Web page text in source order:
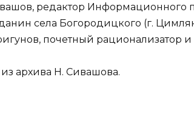
редактор Информационного
села Богородицкого (г.
почетный рационализатор
архива Н. Сивашова.